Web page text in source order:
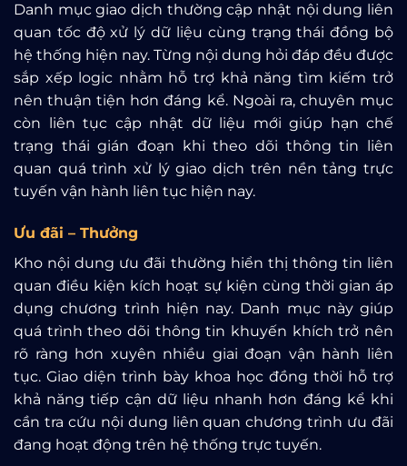
Danh mục giao dịch thường cập nhật nội dung liên
quan tốc độ xử lý dữ liệu cùng trạng thái đồng bộ
hệ thống hiện nay. Từng nội dung hỏi đáp đều được
sắp xếp logic nhằm hỗ trợ khả năng tìm kiếm trở
nên thuận tiện hơn đáng kể. Ngoài ra, chuyên mục
còn liên tục cập nhật dữ liệu mới giúp hạn chế
trạng thái gián đoạn khi theo dõi thông tin liên
quan quá trình xử lý giao dịch trên nền tảng trực
tuyến vận hành liên tục hiện nay.
Ưu đãi – Thưởng
Kho nội dung ưu đãi thường hiển thị thông tin liên
quan điều kiện kích hoạt sự kiện cùng thời gian áp
dụng chương trình hiện nay. Danh mục này giúp
quá trình theo dõi thông tin khuyến khích trở nên
rõ ràng hơn xuyên nhiều giai đoạn vận hành liên
tục. Giao diện trình bày khoa học đồng thời hỗ trợ
khả năng tiếp cận dữ liệu nhanh hơn đáng kể khi
cần tra cứu nội dung liên quan chương trình ưu đãi
đang hoạt động trên hệ thống trực tuyến.